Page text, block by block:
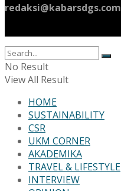
redaksi@kabarsdgs.com
No Result
View All Result
HOME
SUSTAINABILITY
CSR
UKM CORNER
AKADEMIKA
TRAVEL & LIFESTYLE
INTERVIEW